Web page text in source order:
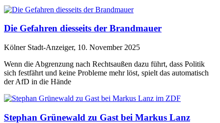
Die Gefahren diesseits der Brandmauer
Kölner Stadt-Anzeiger, 10. November 2025
Wenn die Abgrenzung nach Rechtsaußen dazu führt, dass Politik
sich festfährt und keine Probleme mehr löst, spielt das automatisch
der AfD in die Hände
Stephan Grünewald zu Gast bei Markus Lanz